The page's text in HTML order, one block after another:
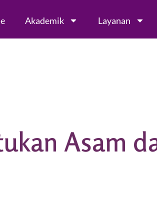
Akademik Layanan
Asam